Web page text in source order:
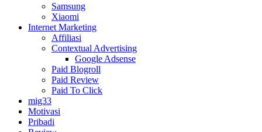
Samsung
Xiaomi
Internet Marketing
Affiliasi
Contextual Advertising
Google Adsense
Paid Blogroll
Paid Review
Paid To Click
mig33
Motivasi
Pribadi